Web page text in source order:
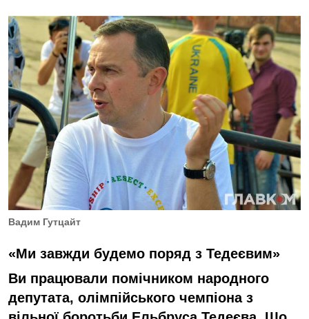
Вадим Гутцайт
«Ми завжди будемо поряд з Тедеєвим»
Ви працювали помічником народного
депутата, олімпійського чемпіона з